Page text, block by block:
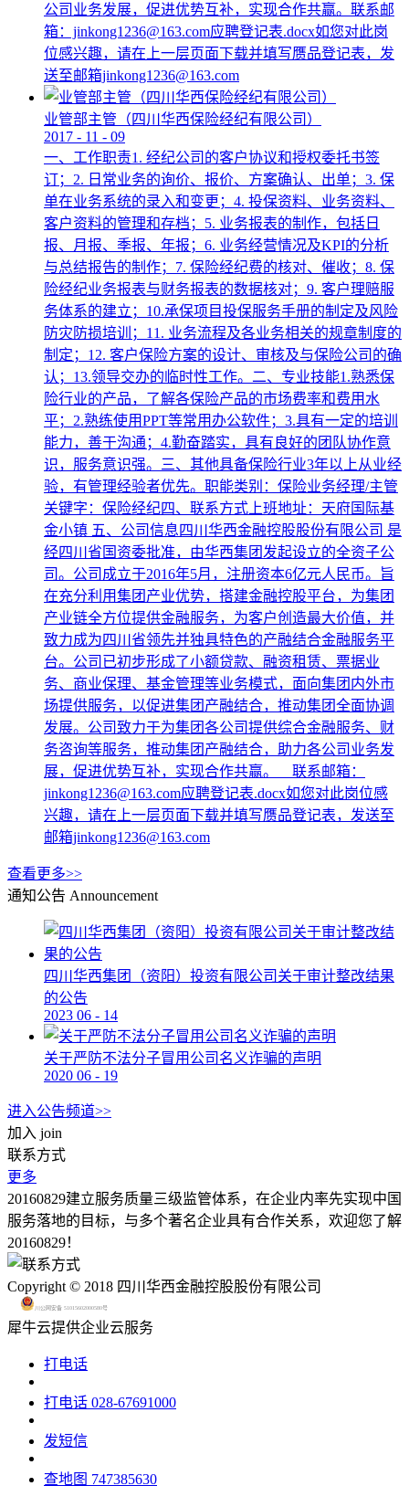
公司业务发展，促进优势互补，实现合作共赢。联系邮
箱：jinkong1236@163.com应聘登记表.docx如您对此岗
位感兴趣，请在上一层页面下载并填写赝品登记表，发
送至邮箱jinkong1236@163.com
业管部主管（四川华西保险经纪有限公司）
2017 - 11 - 09
一、工作职责1. 经纪公司的客户协议和授权委托书签
订；2. 日常业务的询价、报价、方案确认、出单；3. 保
单在业务系统的录入和变更；4. 投保资料、业务资料、
客户资料的管理和存档；5. 业务报表的制作，包括日
报、月报、季报、年报；6. 业务经营情况及KPI的分析
与总结报告的制作；7. 保险经纪费的核对、催收；8. 保
险经纪业务报表与财务报表的数据核对；9. 客户理赔服
务体系的建立；10.承保项目投保服务手册的制定及风险
防灾防损培训；11. 业务流程及各业务相关的规章制度的
制定；12. 客户保险方案的设计、审核及与保险公司的确
认；13.领导交办的临时性工作。二、专业技能1.熟悉保
险行业的产品，了解各保险产品的市场费率和费用水
平；2.熟练使用PPT等常用办公软件；3.具有一定的培训
能力，善于沟通；4.勤奋踏实，具有良好的团队协作意
识，服务意识强。三、其他具备保险行业3年以上从业经
验，有管理经验者优先。职能类别：保险业务经理/主管
关键字：保险经纪四、联系方式上班地址：天府国际基
金小镇 五、公司信息四川华西金融控股股份有限公司 是
经四川省国资委批准，由华西集团发起设立的全资子公
司。公司成立于2016年5月，注册资本6亿元人民币。旨
在充分利用集团产业优势，搭建金融控股平台，为集团
产业链全方位提供金融服务，为客户创造最大价值，并
致力成为四川省领先并独具特色的产融结合金融服务平
台。公司已初步形成了小额贷款、融资租赁、票据业
务、商业保理、基金管理等业务模式，面向集团内外市
场提供服务，以促进集团产融结合，推动集团全面协调
发展。公司致力于为集团各公司提供综合金融服务、财
务咨询等服务，推动集团产融结合，助力各公司业务发
展，促进优势互补，实现合作共赢。 联系邮箱：
jinkong1236@163.com应聘登记表.docx如您对此岗位感
兴趣，请在上一层页面下载并填写赝品登记表，发送至
邮箱jinkong1236@163.com
查看更多>>
通知公告 Announcement
四川华西集团（资阳）投资有限公司关于审计整改结果
的公告
2023 06 - 14
关于严防不法分子冒用公司名义诈骗的声明
2020 06 - 19
进入公告频道>>
加入 join
联系方式
更多
20160829建立服务质量三级监管体系，在企业内率先实现中国
服务落地的目标，与多个著名企业具有合作关系，欢迎您了解
20160829！
Copyright © 2018 四川华西金融控股股份有限公司
川公网安备 51015602000580号
犀牛云提供企业云服务
打电话
打电话 028-67691000
发短信
查地图 747385630